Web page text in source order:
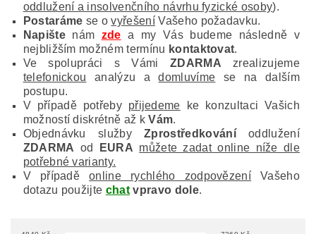
oddlužení a insolvenčního návrhu fyzické osoby).
Postaráme se ovyřešeníVašeho požadavku.
Napištenám zde a my Vás budeme následně v
nejbližším možném termínu kontaktovat.
Ve spolupráci s Vámi ZDARMA zrealizujeme
telefonickou analýzu adomluvíme se na dalším
postupu.
V případě potřeby přijedeme ke konzultaci Vašich
možností diskrétně až kVám.
Objednávku služby
Zprostředkováníoddlužení
ZDARMA od EURA můžete zadat online níže dle
potřebné varianty.
V případěonline rychlého zodpovězení Vašeho
dotazu použijte chatvpravo dole.